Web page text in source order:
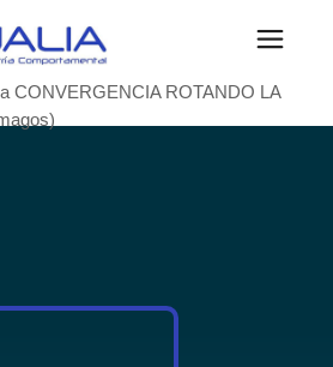
CONVERGENCIA ROTANDO LA